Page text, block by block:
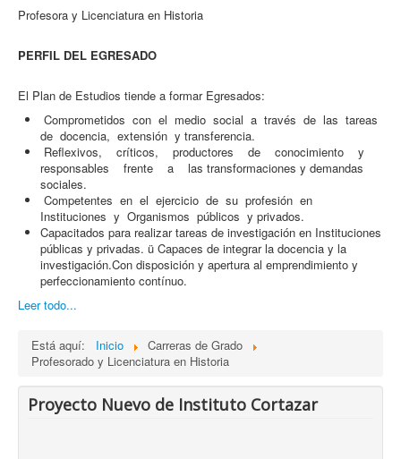
Profesora y Licenciatura en Historia
PERFIL DEL EGRESADO
El Plan de Estudios tiende a formar Egresados:
Comprometidos con el medio social a través de las tareas
de docencia, extensión y transferencia.
Reflexivos, críticos, productores de conocimiento y
responsables frente a las transformaciones y demandas
sociales.
Competentes en el ejercicio de su profesión en
Instituciones y Organismos públicos y privados.
Capacitados para realizar tareas de investigación en Instituciones
públicas y privadas. ü Capaces de integrar la docencia y la
investigación.Con disposición y apertura al emprendimiento y
perfeccionamiento contínuo.
Leer todo...
Está aquí: Inicio
Carreras de Grado
Profesorado y Licenciatura en Historia
Proyecto Nuevo de Instituto Cortazar